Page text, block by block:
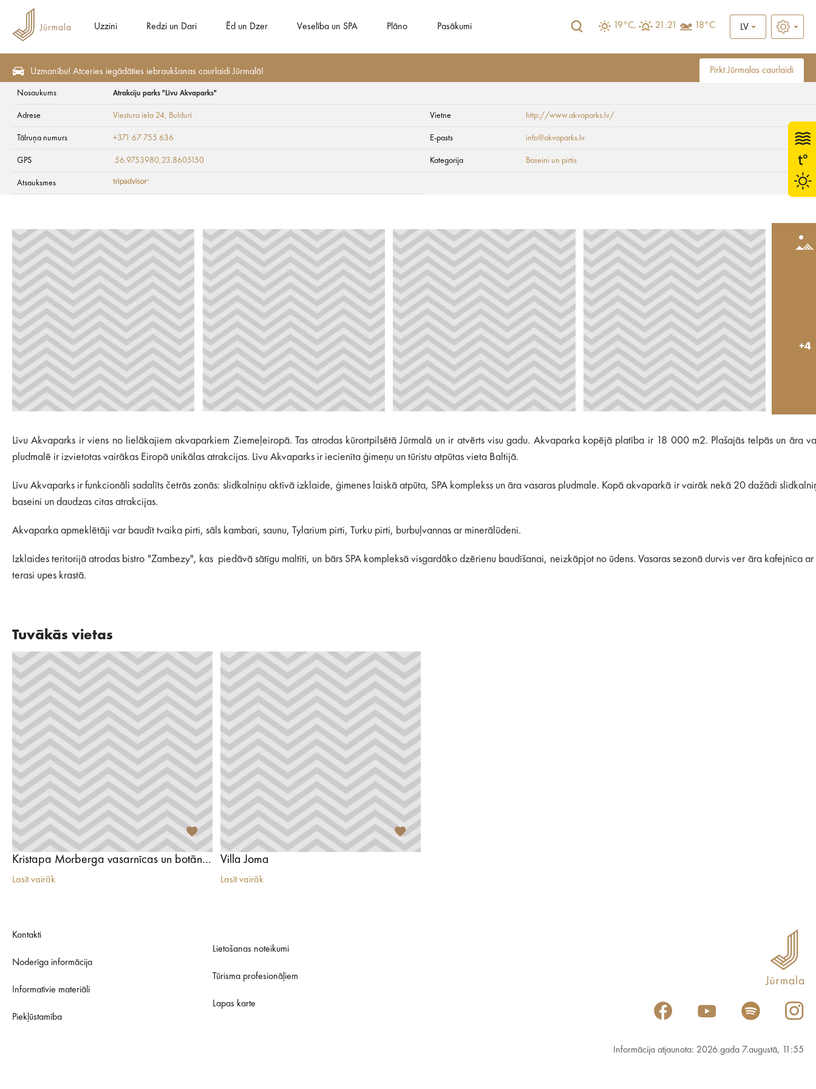
Uzzini Redzi un Dari Ēd un Dzer Veselība un SPA Plāno Pasākumi 19°C, 21:21 18°C LV
Uzmanību! Atceries iegādāties iebraukšanas caurlaidi Jūrmalā! Pirkt Jūrmalas caurlaidi
Atrakciju parks "Līvu Akvaparks"
Nosaukums Atrakciju parks "Līvu Akvaparks"
Adrese Viestura iela 24, Bulduri Vietne http://www.akvaparks.lv/
Tālruņa numurs +371 67 755 636 E-pasts info@akvaparks.lv
GPS 56.9753980,23.8605150 Kategorija Baseini un pirtis
Atsauksmes
+4
Līvu Akvaparks ir viens no lielākajiem akvaparkiem Ziemeļeiropā. Tas atrodas kūrortpilsētā Jūrmalā un ir atvērts visu gadu. Akvaparka kopējā platība ir 18 000 m2. Plašajās telpās un āra
pludmalē ir izvietotas vairākas Eiropā unikālas atrakcijas. Līvu Akvaparks ir iecienīta ģimeņu un tūristu atpūtas vieta Baltijā.
Līvu Akvaparks ir funkcionāli sadalīts četrās zonās: slidkalniņu aktīvā izklaide, ģimenes laiskā atpūta, SPA komplekss un āra vasaras pludmale. Kopā akvaparkā ir vairāk nekā 20 dažādi
baseini un daudzas citas atrakcijas.
Akvaparka apmeklētāji var baudīt tvaika pirti, sāls kambari, saunu, Tylarium pirti, Turku pirti, burbuļvannas ar minerālūdeni.
Izklaides teritorijā atrodas bistro "Zambezy", kas piedāvā sātīgu maltīti, un bārs SPA kompleksā visgardāko dzērienu baudīšanai, neizkāpjot no ūdens. Vasaras sezonā durvis ver āra kafejnīca ar
terasi upes krastā.
Tuvākās vietas
Kristapa Morberga vasarnīcas un botāniskā dārza ansamblis
Lasīt vairāk
Villa Joma
Lasīt vairāk
Kontakti
Noderīga informācija
Informatīvie materiāli
Piekļūstamība
Lietošanas noteikumi
Tūrisma profesionāļiem
Lapas karte
Informācija atjaunota: 2026.gada 7.augustā, 11:55